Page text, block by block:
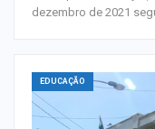
dezembro de 2021
EDUCAÇÃO